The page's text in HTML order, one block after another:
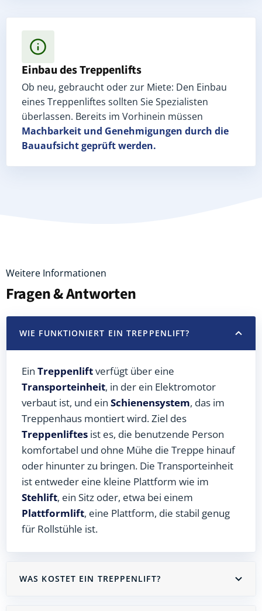
Einbau des Treppenlifts
Ob neu, gebraucht oder zur Miete: Den Einbau
eines Treppenliftes sollten Sie Spezialisten
überlassen. Bereits im Vorhinein müssen
Machbarkeit und Genehmigungen durch die
Bauaufsicht geprüft werden.
Weitere Informationen
Fragen & Antworten
WIE FUNKTIONIERT EIN TREPPENLIFT?
Ein Treppenliftverfügt über eine
Transporteinheit, in der ein Elektromotor
verbaut ist, und ein Schienensystem, das im
Treppenhaus montiert wird. Ziel des
Treppenliftes ist es, die benutzende Person
komfortabel und ohne Mühe die Treppe hinauf
oder hinunter zu bringen. Die Transporteinheit
ist entweder eine kleine Plattform wie im
Stehlift, ein Sitz oder, etwa bei einem
Plattformlift, eine Plattform, die stabil genug
für Rollstühle ist.
WAS KOSTET EIN TREPPENLIFT?